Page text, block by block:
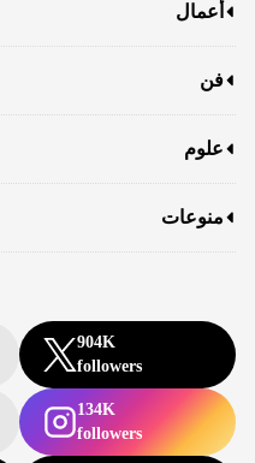
أعمال
فن
علوم
منوعات
904K
followers
134K
followers